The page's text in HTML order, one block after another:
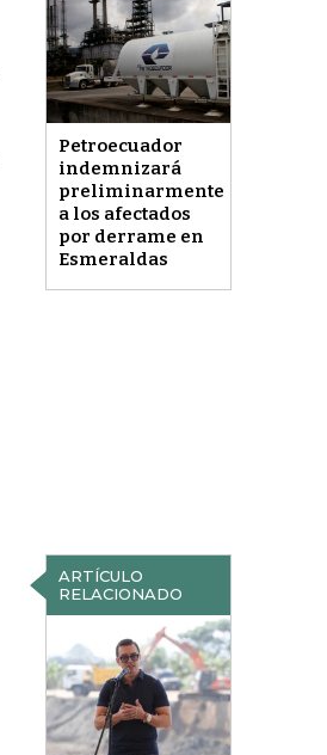
Petroecuador
indemnizará
preliminarmente
a los afectados
por derrame en
Esmeraldas
ARTÍCULO
RELACIONADO